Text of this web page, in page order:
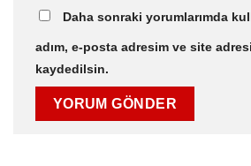
Daha sonraki yorumlarımda
adım, e-posta adresim ve site
kaydedilsin.